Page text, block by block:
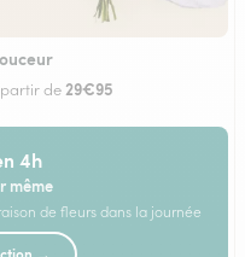
de29€95
4h
même
de fleurs dans la journée